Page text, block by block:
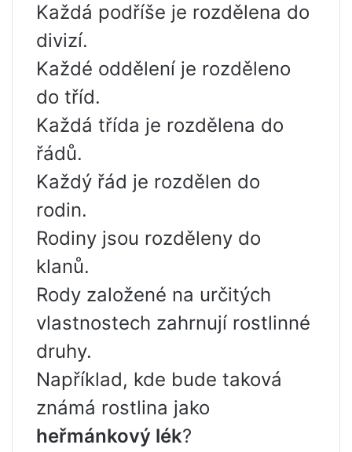
Každá podříše je rozdělena do
divizí.
Každé oddělení je rozděleno
do tříd.
Každá třída je rozdělena do
řádů.
Každý řád je rozdělen do
rodin.
Rodiny jsou rozděleny do
klanů.
Rody založené na určitých
vlastnostech zahrnují rostlinné
druhy.
Například, kde bude taková
známá rostlina jako
heřmánkový lék?